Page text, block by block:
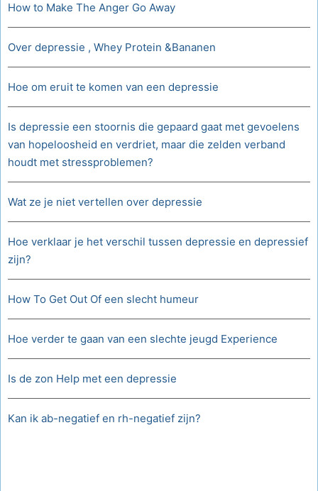
How to Make The Anger Go Away
Over depressie , Whey Protein &Bananen
Hoe om eruit te komen van een depressie
Is depressie een stoornis die gepaard gaat met gevoelens
van hopeloosheid en verdriet, maar die zelden verband
houdt met stressproblemen?
Wat ze je niet vertellen over depressie
Hoe verklaar je het verschil tussen depressie en depressief
zijn?
How To Get Out Of een slecht humeur
Hoe verder te gaan van een slechte jeugd Experience
Is de zon Help met een depressie
Kan ik ab-negatief en rh-negatief zijn?